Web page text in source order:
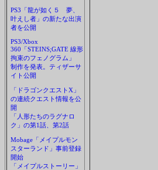
PS3「龍が如く５ 夢、
叶えし者」の新たな出演
者を公開
PS3/Xbox
360「STEINS;GATE 線形
拘束のフェノグラム」
制作を発表。ティザーサ
イト公開
「ドラゴンクエストX」
の連続クエスト情報を公
開
「人形たちのラグナロ
ク」の第1話、第2話
Mobage「メイプルモン
スターランド」事前登録
開始
「メイプルストーリー」